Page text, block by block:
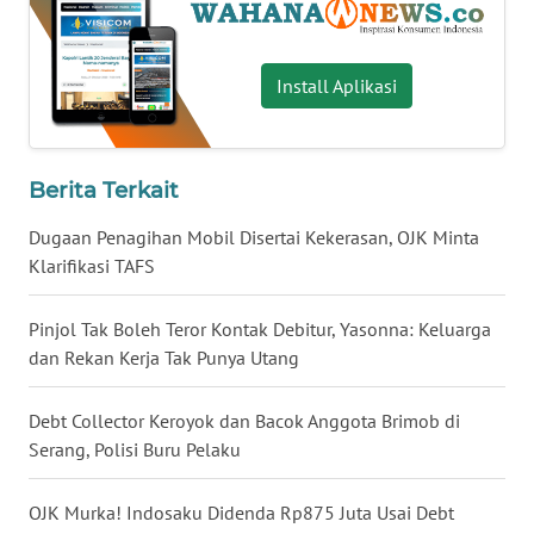
Install Aplikasi
Berita Terkait
Dugaan Penagihan Mobil Disertai Kekerasan, OJK Minta
Klarifikasi TAFS
Pinjol Tak Boleh Teror Kontak Debitur, Yasonna: Keluarga
dan Rekan Kerja Tak Punya Utang
Debt Collector Keroyok dan Bacok Anggota Brimob di
Serang, Polisi Buru Pelaku
OJK Murka! Indosaku Didenda Rp875 Juta Usai Debt
WN
BABEL
WN
SUMBAR
SUMSEL
WN
BENGKULU
WN
LAMPUNG
WN